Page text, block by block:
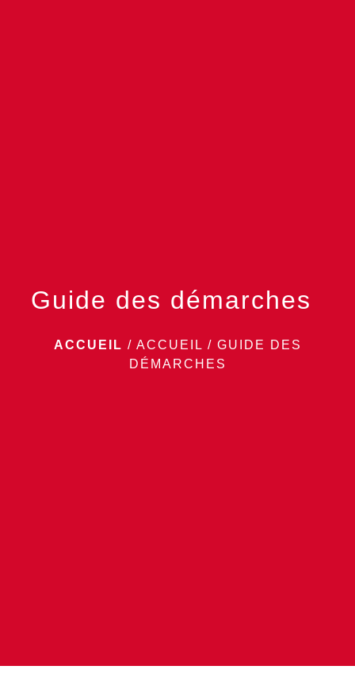
Guide des démarches
ACCUEIL / ACCUEIL / GUIDE DES
DÉMARCHES